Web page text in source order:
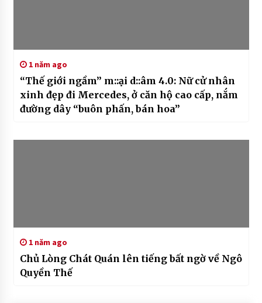
1 năm ago
“Thế giới ngầm” m::ại d::âm 4.0: Nữ cử nhân
xinh đẹp đi Mercedes, ở căn hộ cao cấp, nắm
đường dây “buôn phấn, bán hoa”
1 năm ago
Chủ Lòng Chát Quán lên tiếng bất ngờ về Ngô
Quyền Thế